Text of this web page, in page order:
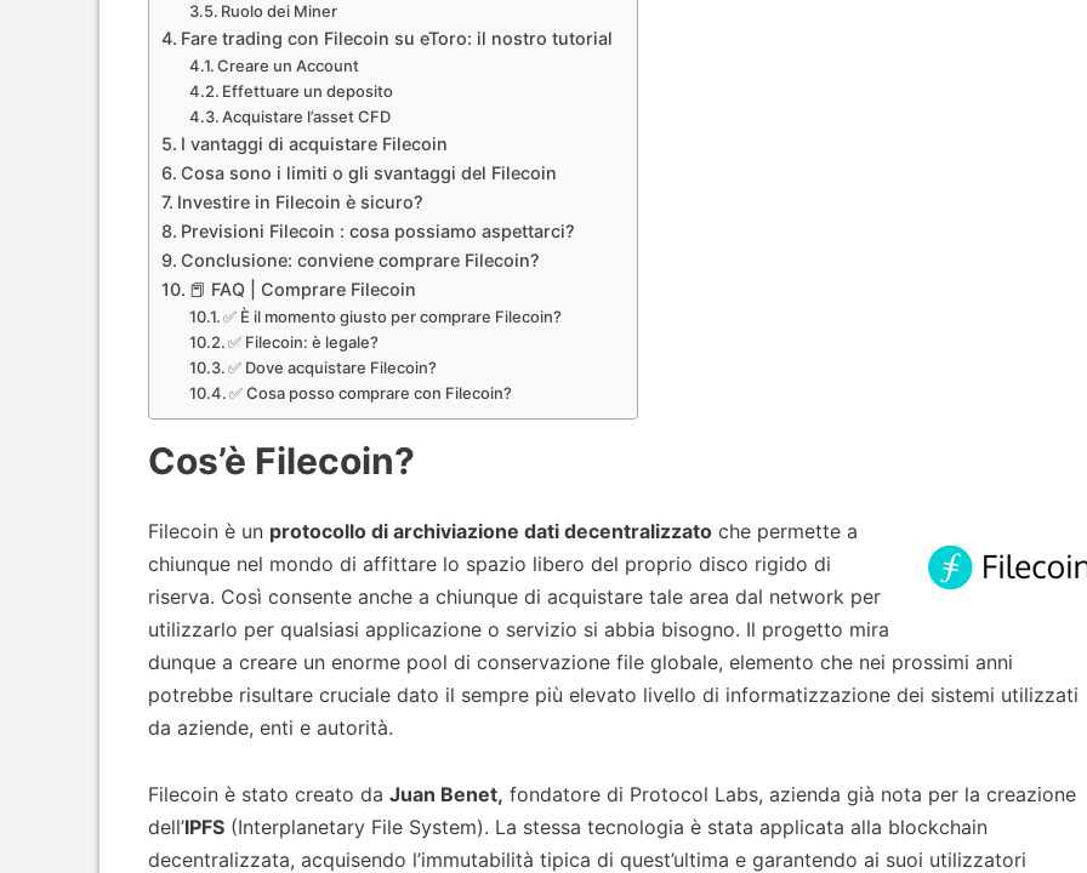
Ruolo dei Miner
Fare trading con Filecoin su eToro: il nostro tutorial
Creare un Account
Effettuare un deposito
Acquistare l’asset CFD
I vantaggi di acquistare Filecoin
Cosa sono i limiti o gli svantaggi del Filecoin
Investire in Filecoin è sicuro?
Previsioni Filecoin : cosa possiamo aspettarci?
Conclusione: conviene comprare Filecoin?
📕 FAQ | Comprare Filecoin
✅ È il momento giusto per comprare Filecoin?
✅ Filecoin: è legale?
✅ Dove acquistare Filecoin?
✅ Cosa posso comprare con Filecoin?
Cos’è Filecoin?
Filecoin è un protocollo di archiviazione dati decentralizzato che permette a
chiunque nel mondo di affittare lo spazio libero del proprio disco rigido di
riserva. Così consente anche a chiunque di acquistare tale area dal network per
utilizzarlo per qualsiasi applicazione o servizio si abbia bisogno. Il progetto mira
dunque a creare un enorme pool di conservazione file globale, elemento che nei prossimi anni
potrebbe risultare cruciale dato il sempre più elevato livello di informatizzazione dei sistemi utilizzati
da aziende, enti e autorità.
Filecoin è stato creato da Juan Benet, fondatore di Protocol Labs, azienda già nota per la creazione
dell’IPFS (Interplanetary File System). La stessa tecnologia è stata applicata alla blockchain
decentralizzata, acquisendo l’immutabilità tipica di quest’ultima e garantendo ai suoi utilizzatori